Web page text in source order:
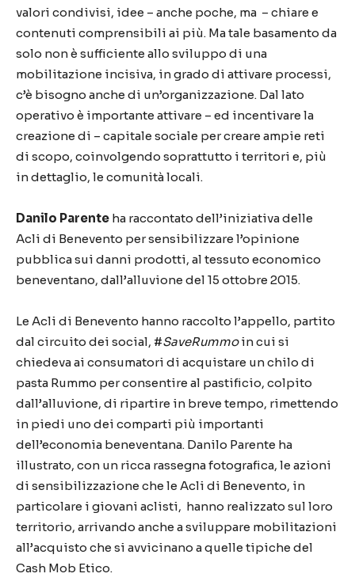
valori condivisi, idee – anche poche, ma – chiare e
contenuti comprensibili ai più. Ma tale basamento da
solo non è sufficiente allo sviluppo di una
mobilitazione incisiva, in grado di attivare processi,
c’è bisogno anche di un’organizzazione. Dal lato
operativo è importante attivare – ed incentivare la
creazione di – capitale sociale per creare ampie reti
di scopo, coinvolgendo soprattutto i territori e, più
in dettaglio, le comunità locali.
Danilo Parente ha raccontato dell’iniziativa delle
Acli di Benevento per sensibilizzare l’opinione
pubblica sui danni prodotti, al tessuto economico
beneventano, dall’alluvione del 15 ottobre 2015.
Le Acli di Benevento hanno raccolto l’appello, partito
dal circuito dei social, #SaveRummoin cui si
chiedeva ai consumatori di acquistare un chilo di
pasta Rummo per consentire al pastificio, colpito
dall’alluvione, di ripartire in breve tempo, rimettendo
in piedi uno dei comparti più importanti
dell’economia beneventana. Danilo Parente ha
illustrato, con un ricca rassegna fotografica, le azioni
di sensibilizzazione che le Acli di Benevento, in
particolare i giovani aclisti, hanno realizzato sul loro
territorio, arrivando anche a sviluppare mobilitazioni
all’acquisto che si avvicinano a quelle tipiche del
Cash Mob Etico.